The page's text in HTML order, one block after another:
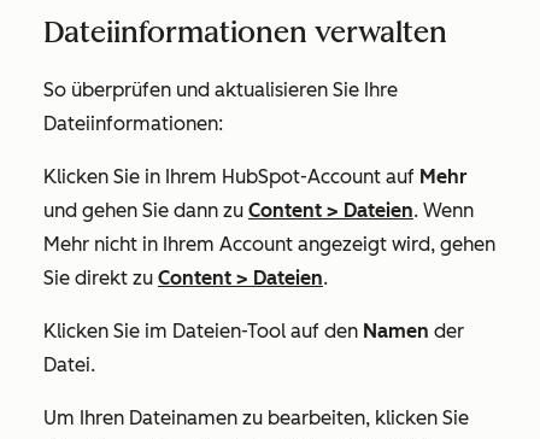
Dateiinformationen verwalten
So überprüfen und aktualisieren Sie Ihre
Dateiinformationen:
Klicken Sie in Ihrem HubSpot-Account auf Mehr
und gehen Sie dann zu Content > Dateien. Wenn
Mehr nicht in Ihrem Account angezeigt wird, gehen
Sie direkt zu Content > Dateien.
Klicken Sie im Dateien-Tool auf den Namen der
Datei.
Um Ihren Dateinamen zu bearbeiten, klicken Sie